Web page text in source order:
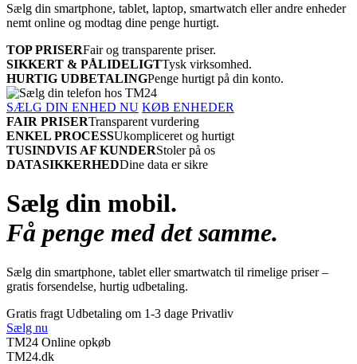
Sælg din smartphone, tablet, laptop, smartwatch eller andre enheder
nemt online og modtag dine penge hurtigt.
TOP PRISERFair og transparente priser.
SIKKERT & PÅLIDELIGTTysk virksomhed.
HURTIG UDBETALINGPenge hurtigt på din konto.
SÆLG DIN ENHED NU KØB ENHEDER
FAIR PRISERTransparent vurdering
ENKEL PROCESSUkompliceret og hurtigt
TUSINDVIS AF KUNDERStoler på os
DATASIKKERHEDDine data er sikre
Sælg din mobil.
Få penge med det samme.
Sælg din smartphone, tablet eller smartwatch til rimelige priser –
gratis forsendelse, hurtig udbetaling.
Gratis fragt Udbetaling om 1-3 dage Privatliv
Sælg nu
TM24 Online opkøb
TM24.dk